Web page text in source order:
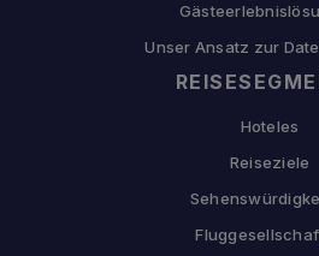
Unser Ansatz zur
Hoteles
Reiseziele